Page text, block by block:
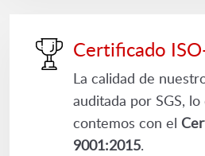
Certificado
La calidad de
auditada por SGS,
contemos con el
9001:2015.